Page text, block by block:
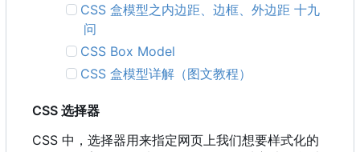
CSS 盒模型之内边距、边框、外边距 十九
问
CSS Box Model
CSS 盒模型详解（图文教程）
CSS 选择器
CSS 中，选择器用来指定网页上我们想要样式化的